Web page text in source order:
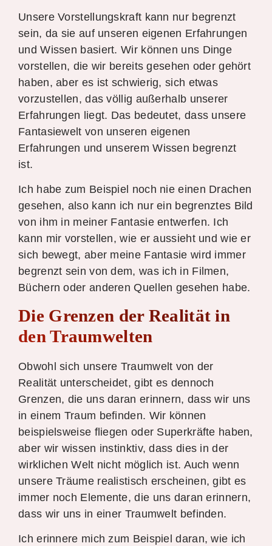
Unsere Vorstellungskraft kann nur begrenzt
sein, da sie auf unseren eigenen Erfahrungen
und Wissen basiert. Wir können uns Dinge
vorstellen, die wir bereits gesehen oder gehört
haben, aber es ist schwierig, sich etwas
vorzustellen, das völlig außerhalb unserer
Erfahrungen liegt. Das bedeutet, dass unsere
Fantasiewelt von unseren eigenen
Erfahrungen und unserem Wissen begrenzt
ist.
Ich habe zum Beispiel noch nie einen Drachen
gesehen, also kann ich nur ein begrenztes Bild
von ihm in meiner Fantasie entwerfen. Ich
kann mir vorstellen, wie er aussieht und wie er
sich bewegt, aber meine Fantasie wird immer
begrenzt sein von dem, was ich in Filmen,
Büchern oder anderen Quellen gesehen habe.
Die Grenzen der Realität in
den Traumwelten
Obwohl sich unsere Traumwelt von der
Realität unterscheidet, gibt es dennoch
Grenzen, die uns daran erinnern, dass wir uns
in einem Traum befinden. Wir können
beispielsweise fliegen oder Superkräfte haben,
aber wir wissen instinktiv, dass dies in der
wirklichen Welt nicht möglich ist. Auch wenn
unsere Träume realistisch erscheinen, gibt es
immer noch Elemente, die uns daran erinnern,
dass wir uns in einer Traumwelt befinden.
Ich erinnere mich zum Beispiel daran, wie ich